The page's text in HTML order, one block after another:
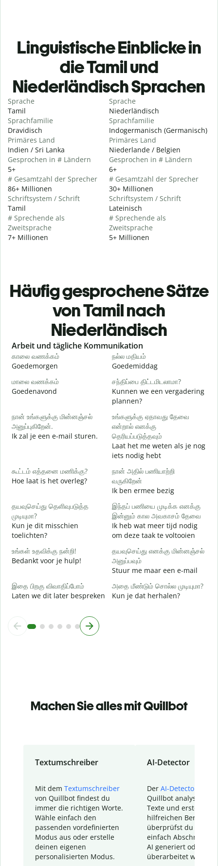
Linguistische Einblicke in
die Tamil und
Niederländisch Sprachen
Sprache
Tamil
Sprachfamilie
Dravidisch
Primäres Land
Indien / Sri Lanka
Gesprochen in # Ländern
5+
# Gesamtzahl der Sprecher
86+ Millionen
Schriftsystem / Schrift
Tamil
# Sprechende als
Zweitsprache
7+ Millionen
Sprache
Niederländisch
Sprachfamilie
Indogermanisch (Germanisch)
Primäres Land
Niederlande / Belgien
Gesprochen in # Ländern
6+
# Gesamtzahl der Sprecher
30+ Millionen
Schriftsystem / Schrift
Lateinisch
# Sprechende als
Zweitsprache
5+ Millionen
Häufig gesprochene Sätze
von Tamil nach
Niederländisch
Slide 1 of 6
Arbeit und tägliche Kommunikation
காலை வணக்கம்
Goedemorgen
நல்ல மதியம்
Goedemiddag
மாலை வணக்கம்
Goedenavond
சந்திப்பை திட்டமிடலாமா?
Kunnen we een vergadering
plannen?
நான் உங்களுக்கு மின்னஞ்சல்
அனுப்புகிறேன்.
Ik zal je een e-mail sturen.
உங்களுக்கு ஏதாவது தேவை
என்றால் எனக்கு
தெரியப்படுத்தவும்
Laat het me weten als je nog
iets nodig hebt
கூட்டம் எத்தனை மணிக்கு?
Hoe laat is het overleg?
நான் அதில் பணியாற்றி
வருகிறேன்
Ik ben ermee bezig
தயவுசெய்து தெளிவுபடுத்த
முடியுமா?
Kun je dit misschien
toelichten?
இந்தப் பணியை முடிக்க எனக்கு
இன்னும் கால அவகாசம் தேவை
Ik heb wat meer tijd nodig
om deze taak te voltooien
உங்கள் உதவிக்கு நன்றி!
Bedankt voor je hulp!
தயவுசெய்து எனக்கு மின்னஞ்சல்
அனுப்பவும்
Stuur me maar een e-mail
இதை பிறகு விவாதிப்போம்
Laten we dit later bespreken
அதை மீண்டும் சொல்ல முடியுமா?
Kun je dat herhalen?
Machen Sie alles mit Quillbot
Textumschreiber
Mit dem Textumschreiber
von Quillbot findest du
immer die richtigen Worte.
Wähle einfach den
passenden vordefinierten
Modus aus oder erstelle
deinen eigenen
personalisierten Modus.
AI-Detector
Der AI-Detector
Quillbot analysiert
Texte und erstellt
hilfreichen Bericht.
überprüfst du
einfach Abschnitte,
AI generiert oder
überarbeitet wurden.